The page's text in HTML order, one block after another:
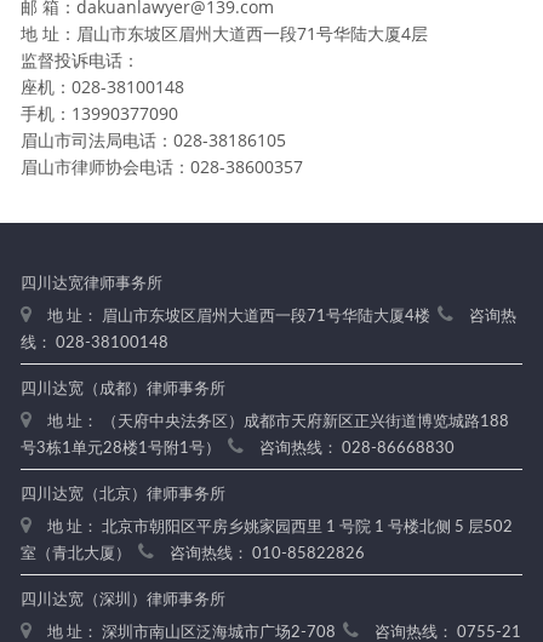
邮 箱：dakuanlawyer@139.com
地 址：眉山市东坡区眉州大道西一段71号华陆大厦4层
监督投诉电话：
座机：028-38100148
手机：13990377090
眉山市司法局电话：028-38186105
眉山市律师协会电话：028-38600357
四川达宽律师事务所
地 址： 眉山市东坡区眉州大道西一段71号华陆大厦4楼
咨询热
线： 028-38100148
四川达宽（成都）律师事务所
地 址： （天府中央法务区）成都市天府新区正兴街道博览城路188
号3栋1单元28楼1号附1号）
咨询热线： 028-86668830
四川达宽（北京）律师事务所
地 址： 北京市朝阳区平房乡姚家园西里 1 号院 1 号楼北侧 5 层502
室（青北大厦）
咨询热线： 010-85822826
四川达宽（深圳）律师事务所
地 址： 深圳市南山区泛海城市广场2-708
咨询热线： 0755-21